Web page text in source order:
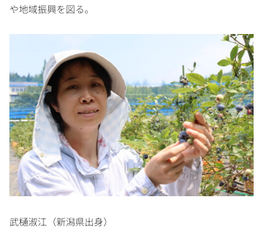
や地域振興を図る。
武樋淑江（新潟県出身）